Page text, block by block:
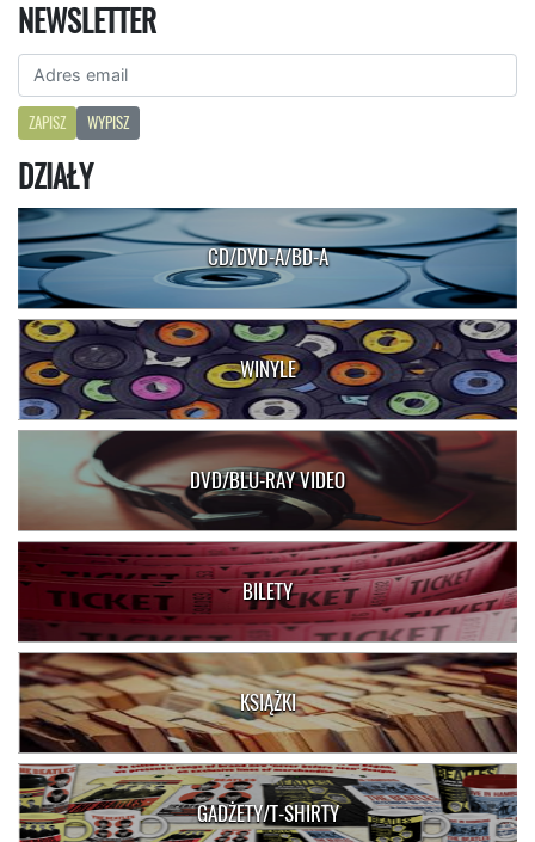
NEWSLETTER
ZAPISZ WYPISZ
DZIAŁY
CD/DVD-A/BD-A
WINYLE
DVD/BLU-RAY VIDEO
BILETY
KSIĄŻKI
GADŻETY/T-SHIRTY